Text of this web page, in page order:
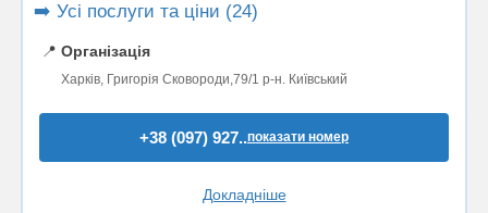
➡️ Усі послуги та ціни (24)
📍 Організація
Харків, Григорія Сковороди,79/1 р-н. Київський
+38 (097) 927..показати номер
Докладніше